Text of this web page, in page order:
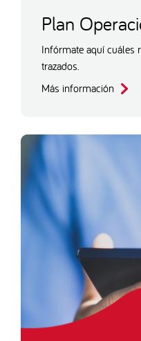
Plan
Infórmate aquí cuáles
trazados.
Más información